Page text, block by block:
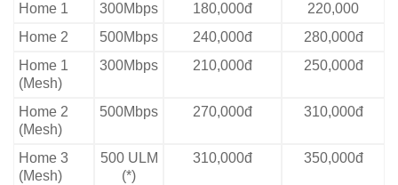
Home 1
300Mbps 180,000đ
220,000
Home 2
500Mbps 240,000đ
280,000đ
Home 1
(Mesh)
300Mbps 210,000đ 250,000đ
Home 2
(Mesh)
500Mbps 270,000đ 310,000đ
Home 3
(Mesh)
500 ULM
(*)
310,000đ 350,000đ